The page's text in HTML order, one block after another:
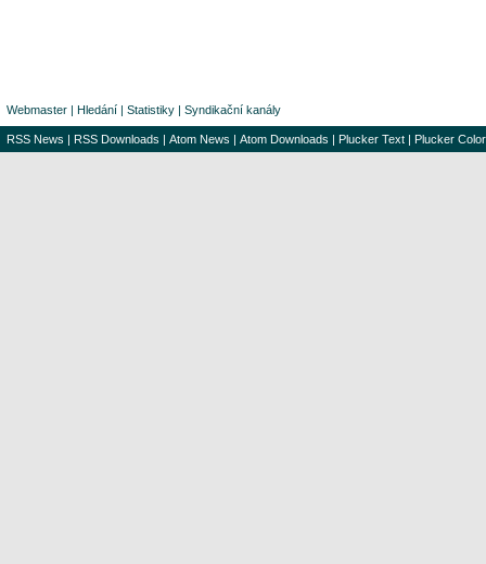
Webmaster | Hledání | Statistiky | Syndikační kanály
RSS News | RSS Downloads | Atom News | Atom Downloads | Plucker Text | Plucker Color